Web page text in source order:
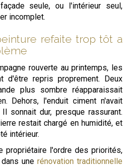
seule, ou l'intérieur seul,
incomplet.
refaite trop tôt a
rouverte au printemps, les
d'être repris proprement. Deux
plus sombre réapparaissait
Dehors, l'enduit ciment n'avait
sonnait dur, presque rassurant.
restait chargé en humidité, et
intérieur.
propriétaire l'ordre des priorités,
une rénovation traditionnelle